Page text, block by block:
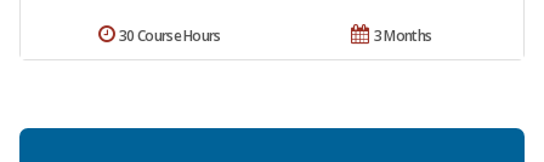
3 Months
30 Course Hours